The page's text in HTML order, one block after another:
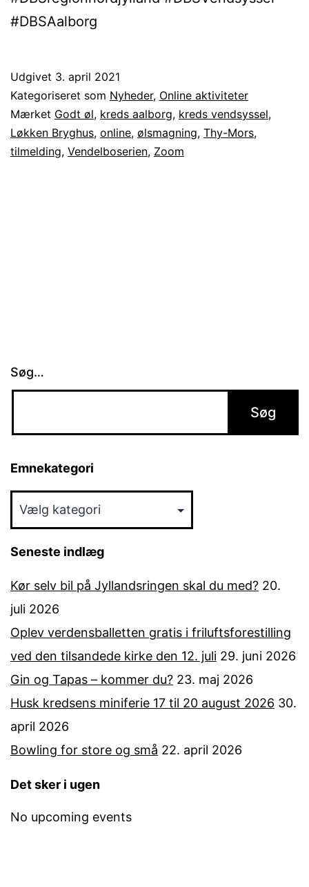
#DBSAalborg
Udgivet 3. april 2021
Kategoriseret som Nyheder, Online aktiviteter
Mærket Godt øl, kreds aalborg, kreds vendsyssel,
Løkken Bryghus, online, ølsmagning, Thy-Mors,
tilmelding, Vendelboserien, Zoom
Søg…
Emnekategori
Seneste indlæg
Kør selv bil på Jyllandsringen skal du med? 20.
juli 2026
Oplev verdensballetten gratis i friluftsforestilling
ved den tilsandede kirke den 12. juli 29. juni 2026
Gin og Tapas – kommer du? 23. maj 2026
Husk kredsens miniferie 17 til 20 august 2026 30.
april 2026
Bowling for store og små 22. april 2026
Det sker i ugen
No upcoming events